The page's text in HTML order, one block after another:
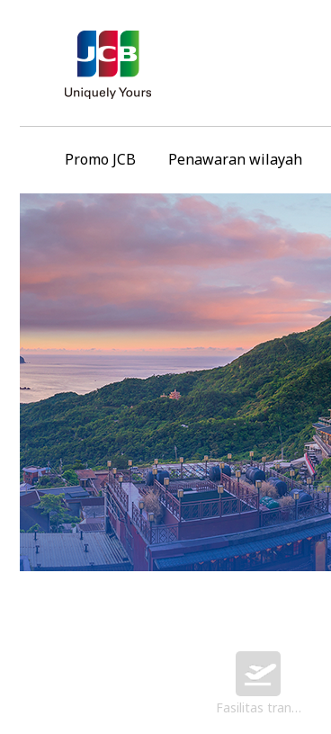
Promo JCB Penawaran wilayah
Fasilitas transportasi